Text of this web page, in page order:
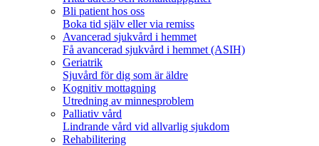
Bli patient hos oss
Boka tid själv eller via remiss
Avancerad sjukvård i hemmet
Få avancerad sjukvård i hemmet (ASIH)
Geriatrik
Sjuvård för dig som är äldre
Kognitiv mottagning
Utredning av minnesproblem
Palliativ vård
Lindrande vård vid allvarlig sjukdom
Rehabilitering